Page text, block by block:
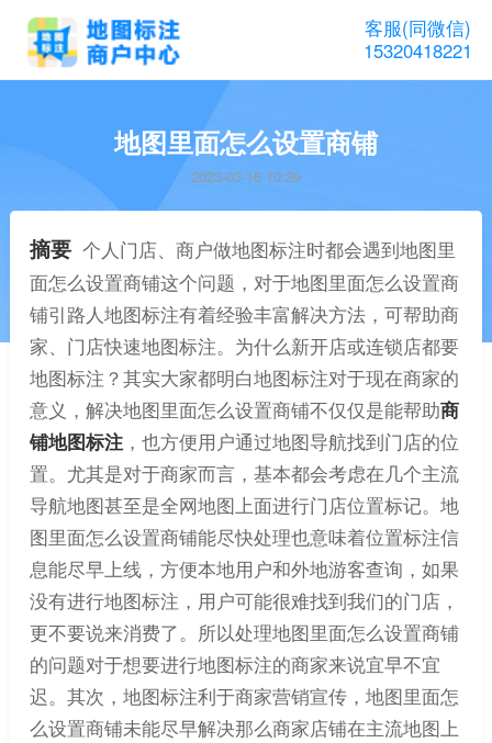
客服(同微信)
15320418221
地图里面怎么设置商铺
2023-03-16 10:29
摘要 个人门店、商户做地图标注时都会遇到地图里
面怎么设置商铺这个问题，对于地图里面怎么设置商
铺引路人地图标注有着经验丰富解决方法，可帮助商
家、门店快速地图标注。为什么新开店或连锁店都要
地图标注？其实大家都明白地图标注对于现在商家的
意义，解决地图里面怎么设置商铺不仅仅是能帮助商
铺地图标注，也方便用户通过地图导航找到门店的位
置。尤其是对于商家而言，基本都会考虑在几个主流
导航地图甚至是全网地图上面进行门店位置标记。地
图里面怎么设置商铺能尽快处理也意味着位置标注信
息能尽早上线，方便本地用户和外地游客查询，如果
没有进行地图标注，用户可能很难找到我们的门店，
更不要说来消费了。所以处理地图里面怎么设置商铺
的问题对于想要进行地图标注的商家来说宜早不宜
迟。其次，地图标注利于商家营销宣传，地图里面怎
么设置商铺未能尽早解决那么商家店铺在主流地图上